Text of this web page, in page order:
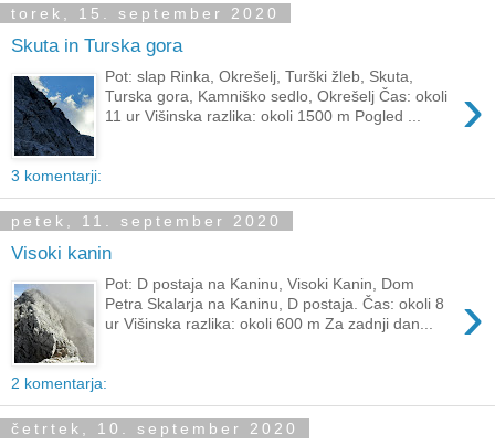
torek, 15. september 2020
Skuta in Turska gora
›
Pot: slap Rinka, Okrešelj, Turški žleb, Skuta,
Turska gora, Kamniško sedlo, Okrešelj Čas: okoli
11 ur Višinska razlika: okoli 1500 m Pogled ...
3 komentarji:
petek, 11. september 2020
Visoki kanin
›
Pot: D postaja na Kaninu, Visoki Kanin, Dom
Petra Skalarja na Kaninu, D postaja. Čas: okoli 8
ur Višinska razlika: okoli 600 m Za zadnji dan...
2 komentarja:
četrtek, 10. september 2020